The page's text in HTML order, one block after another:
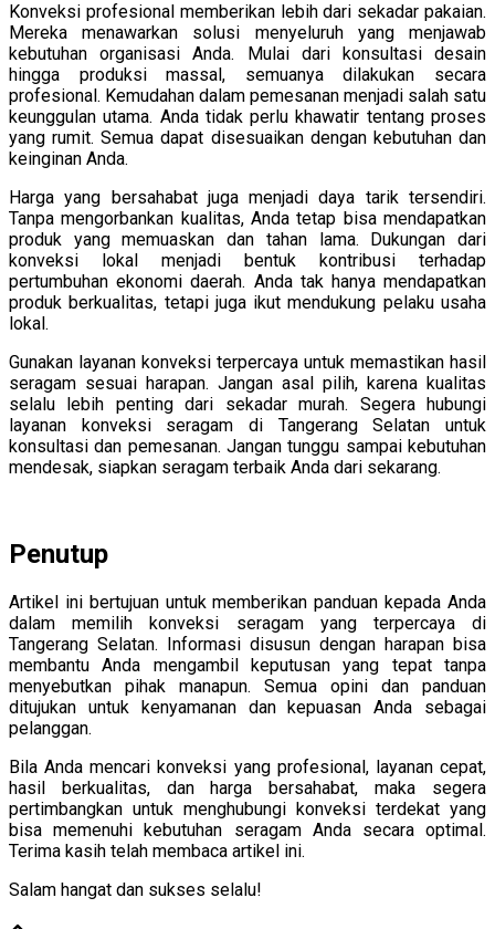
Konveksi profesional memberikan lebih dari sekadar pakaian.
Mereka menawarkan solusi menyeluruh yang menjawab
kebutuhan organisasi Anda. Mulai dari konsultasi desain
hingga produksi massal, semuanya dilakukan secara
profesional. Kemudahan dalam pemesanan menjadi salah satu
keunggulan utama. Anda tidak perlu khawatir tentang proses
yang rumit. Semua dapat disesuaikan dengan kebutuhan dan
keinginan Anda.
Harga yang bersahabat juga menjadi daya tarik tersendiri.
Tanpa mengorbankan kualitas, Anda tetap bisa mendapatkan
produk yang memuaskan dan tahan lama. Dukungan dari
konveksi lokal menjadi bentuk kontribusi terhadap
pertumbuhan ekonomi daerah. Anda tak hanya mendapatkan
produk berkualitas, tetapi juga ikut mendukung pelaku usaha
lokal.
Gunakan layanan konveksi terpercaya untuk memastikan hasil
seragam sesuai harapan. Jangan asal pilih, karena kualitas
selalu lebih penting dari sekadar murah. Segera hubungi
layanan konveksi seragam di Tangerang Selatan untuk
konsultasi dan pemesanan. Jangan tunggu sampai kebutuhan
mendesak, siapkan seragam terbaik Anda dari sekarang.
Penutup
Artikel ini bertujuan untuk memberikan panduan kepada Anda
dalam memilih konveksi seragam yang terpercaya di
Tangerang Selatan. Informasi disusun dengan harapan bisa
membantu Anda mengambil keputusan yang tepat tanpa
menyebutkan pihak manapun. Semua opini dan panduan
ditujukan untuk kenyamanan dan kepuasan Anda sebagai
pelanggan.
Bila Anda mencari konveksi yang profesional, layanan cepat,
hasil berkualitas, dan harga bersahabat, maka segera
pertimbangkan untuk menghubungi konveksi terdekat yang
bisa memenuhi kebutuhan seragam Anda secara optimal.
Terima kasih telah membaca artikel ini.
Salam hangat dan sukses selalu!